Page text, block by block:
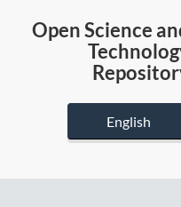
Open Science
English